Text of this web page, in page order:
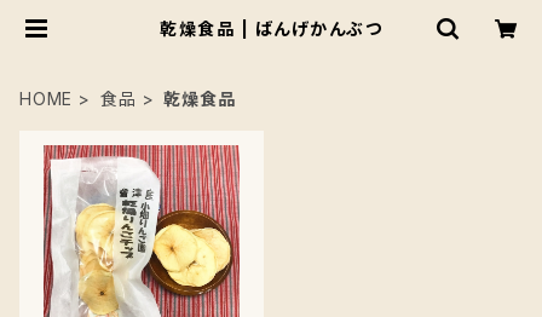
乾燥食品 | ばんげかんぶつ
HOME 食品 乾燥食品